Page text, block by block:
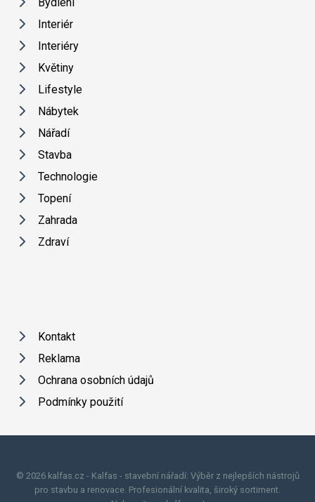
Interiér
Interiéry
Květiny
Lifestyle
Nábytek
Nářadí
Stavba
Technologie
Topení
Zahrada
Zdraví
Kontakt
Reklama
Ochrana osobních údajů
Podmínky použití
© 2026 kalfas.cz - Kalfas - stavební nářadí: Výběr z nejlepších nástrojů
pro stavbu a renovace. Profesionální kvalita, široký sortiment.